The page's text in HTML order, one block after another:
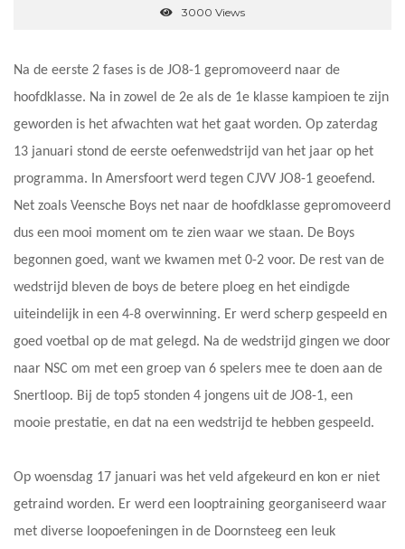
3000 Views
Na de eerste 2 fases is de JO8-1 gepromoveerd naar de
hoofdklasse. Na in zowel de 2e als de 1e klasse kampioen te zijn
geworden is het afwachten wat het gaat worden. Op zaterdag
13 januari stond de eerste oefenwedstrijd van het jaar op het
programma. In Amersfoort werd tegen CJVV JO8-1 geoefend.
Net zoals Veensche Boys net naar de hoofdklasse gepromoveerd
dus een mooi moment om te zien waar we staan. De Boys
begonnen goed, want we kwamen met 0-2 voor. De rest van de
wedstrijd bleven de boys de betere ploeg en het eindigde
uiteindelijk in een 4-8 overwinning. Er werd scherp gespeeld en
goed voetbal op de mat gelegd. Na de wedstrijd gingen we door
naar NSC om met een groep van 6 spelers mee te doen aan de
Snertloop. Bij de top5 stonden 4 jongens uit de JO8-1, een
mooie prestatie, en dat na een wedstrijd te hebben gespeeld.
Op woensdag 17 januari was het veld afgekeurd en kon er niet
getraind worden. Er werd een looptraining georganiseerd waar
met diverse loopoefeningen in de Doornsteeg een leuk